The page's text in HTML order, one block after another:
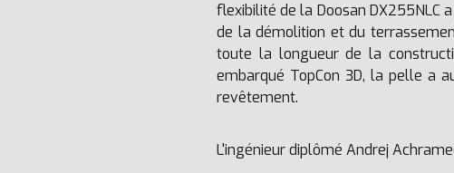
flexibilité de la Doosan DX255NLC
de la démolition et du
toute la longueur de la
embarqué TopCon 3D, la pelle a
revêtement.
L'ingénieur diplômé Andrej